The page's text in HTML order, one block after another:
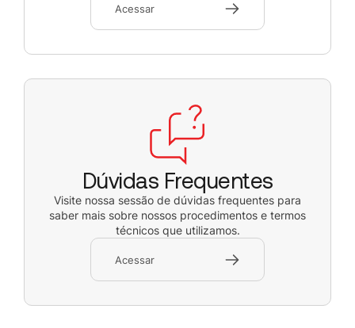
Acessar
Dúvidas Frequentes
Visite nossa sessão de dúvidas frequentes para
saber mais sobre nossos procedimentos e termos
técnicos que utilizamos.
Acessar